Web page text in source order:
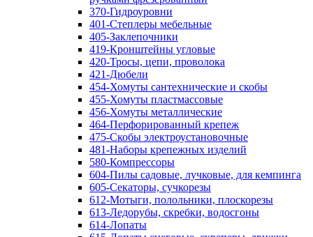
370-Гидроуровни
401-Степлеры мебельные
405-Заклепочники
419-Кронштейны угловые
420-Тросы, цепи, проволока
421-Дюбели
454-Хомуты сантехнические и скобы
455-Хомуты пластмассовые
456-Хомуты металлические
464-Перфорированный крепеж
475-Скобы электроустановочные
481-Наборы крепежных изделий
580-Компрессоры
604-Пилы садовые, лучковые, для кемпинга
605-Секаторы, сучкорезы
612-Мотыги, полольники, плоскорезы
613-Ледорубы, скребки, водосгоны
614-Лопаты